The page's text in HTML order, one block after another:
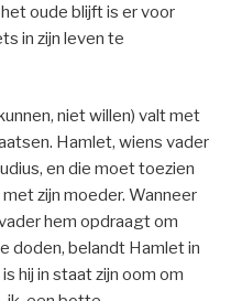
oude blijft is er voor
in zijn leven te
niet willen) valt met
Hamlet, wiens vader
en die moet toezien
zijn moeder. Wanneer
hem opdraagt om
doden, belandt Hamlet in
hij in staat zijn oom om